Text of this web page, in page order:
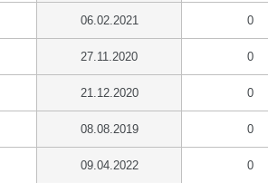
06.02.2021 0
27.11.2020 0
21.12.2020 0
08.08.2019 0
09.04.2022 0